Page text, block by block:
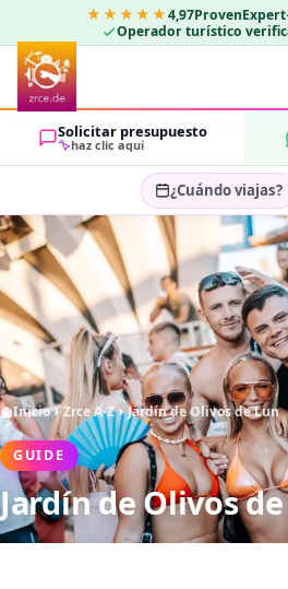
★★★★★4,97ProvenExpert·
Operador turístico
Solicitar presupuesto
haz clic aquí
¿Cuándo viajas?
Seleccionar
HUÉSPEDES
2
Inicio Zrce A-Z Jardín de Olivos de Lun
GUIDE
Jardín de Olivos